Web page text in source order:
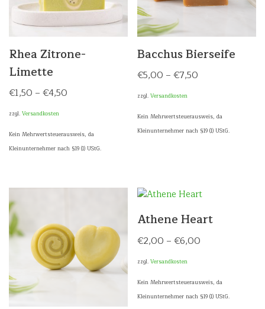
Rhea Zitrone-
Limette
€1,50 – €4,50
zzgl. Versandkosten
Kein Mehrwertsteuerausweis, da
Kleinunternehmer nach §19 (1) UStG.
Bacchus Bierseife
€5,00 –€7,50
zzgl.Versandkosten
Kein Mehrwertsteuerausweis, da
Kleinunternehmer nach §19 (1) UStG.
Athene Heart
€2,00 –€6,00
zzgl.Versandkosten
Kein Mehrwertsteuerausweis, da
Kleinunternehmer nach §19 (1) UStG.